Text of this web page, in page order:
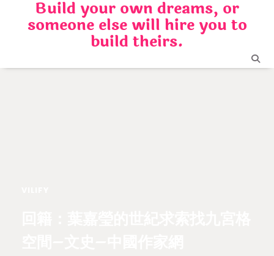
Build your own dreams, or
someone else will hire you to
build theirs.